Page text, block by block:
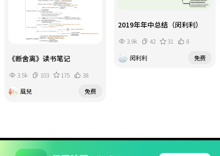
《断舍离》读书笔记
3.5k 103 175
38
風兒
免费
2019年年中总结（闵利利）
3.9k 42 31
8
闵利利
免费